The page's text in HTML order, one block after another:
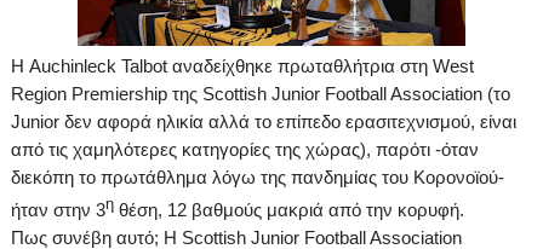
Η Auchinleck Talbot αναδείχθηκε πρωταθλήτρια στη West
Region Premiership της Scottish Junior FootballAssociation(το
Junior δεν αφορά ηλικία αλλά το επίπεδο ερασιτεχνισμού, είναι
από τις χαμηλότερες κατηγορίες της χώρας), παρότι -όταν
διεκόπη το πρωτάθλημα λόγω της πανδημίας του Κορονοϊού-
ήταν στην 3ηθέση, 12 βαθμούς μακριά από την κορυφή.
Πως συνέβη αυτό; Η Scottish Junior FootballAssociation